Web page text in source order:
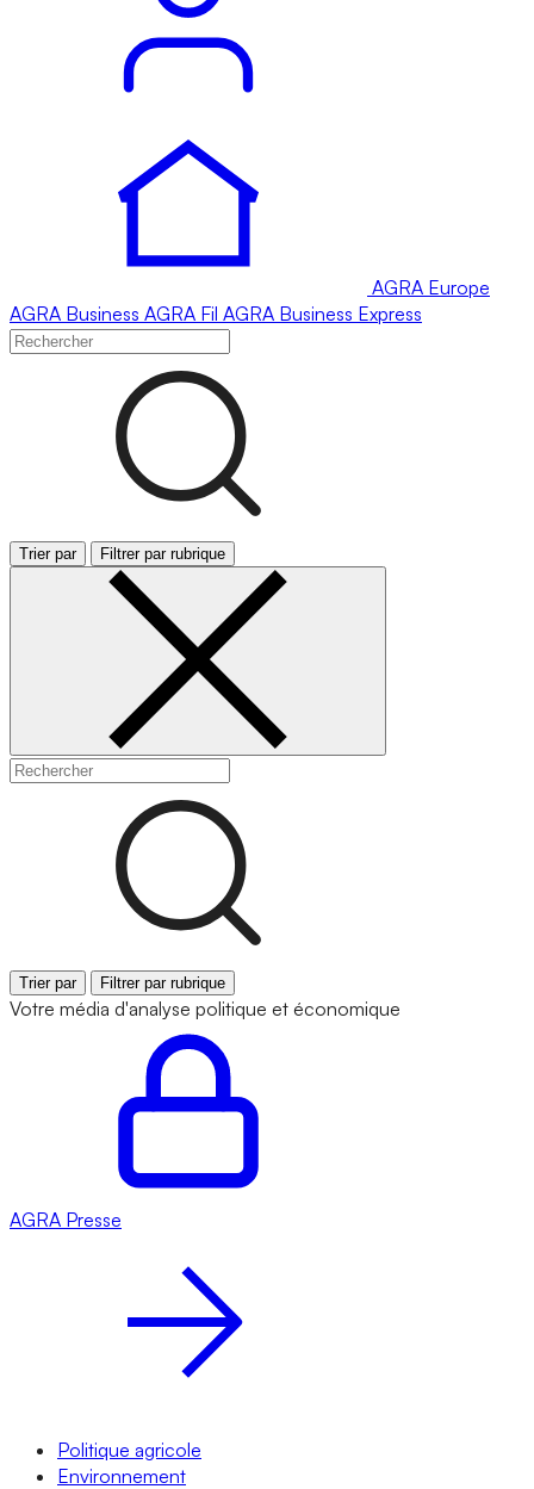
AGRA Europe
AGRA Business AGRA Fil AGRA Business Express
Trier par Filtrer par rubrique
Trier par Filtrer par rubrique
Votre média d'analyse politique et économique
AGRA Presse
Politique agricole
Environnement